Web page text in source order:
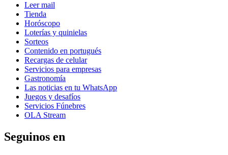
Leer mail
Tienda
Horóscopo
Loterías y quinielas
Sorteos
Contenido en portugués
Recargas de celular
Servicios para empresas
Gastronomía
Las noticias en tu WhatsApp
Juegos y desafíos
Servicios Fúnebres
OLA Stream
Seguinos en